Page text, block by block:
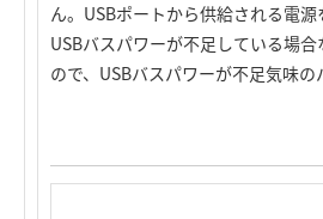
ん。USBポートから供給される電
USBバスパワーが不足している場
ので、USBバスパワーが不足気味